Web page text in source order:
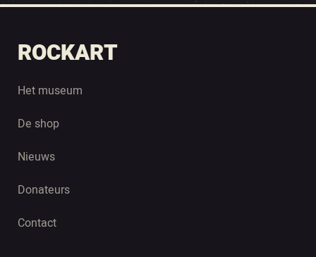
ROCKART
Het museum
De shop
Nieuws
Donateurs
Contact